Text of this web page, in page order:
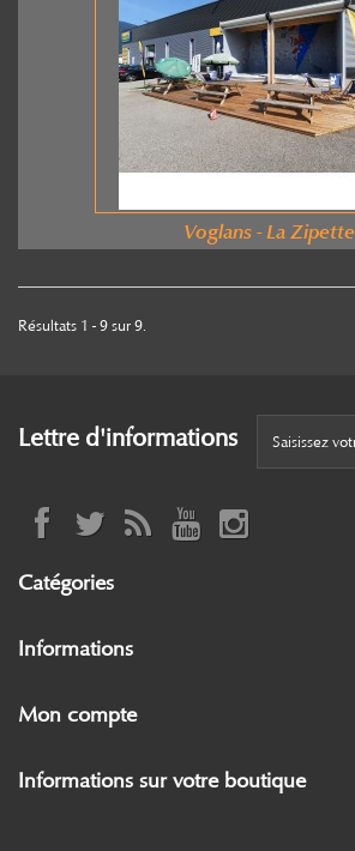
Voglans - La Zipette
Résultats 1 - 9 sur 9.
Lettre d'informations
Catégories
Informations
Mon compte
Informations sur votre boutique